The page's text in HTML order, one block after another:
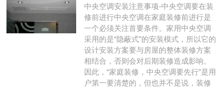
中央空调安装注意事项-中央空调要在装
修前进行中央空调在家庭装修前进行是
一个必须关注首要条件。家用中央空调
采用的是“隐蔽式”的安装模式，所以它的
设计安装方案要与房屋的整体装修方案
相结合，否则会对后期装修造成影响。
因此，“家庭装修，中央空调要先行”是用
户第一要清楚的，但也并不是说，装修